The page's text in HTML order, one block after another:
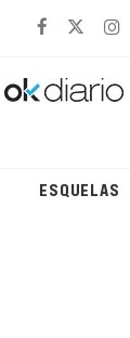
ESQUELAS